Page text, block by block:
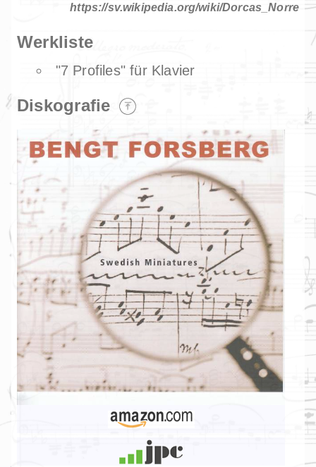
https://sv.wikipedia.org/wiki/Dorcas_Norre
Werkliste
"7 Profiles" für Klavier
Diskografie